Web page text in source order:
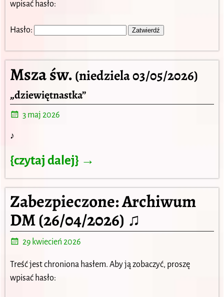
wpisać hasło:
Hasło:
Msza św.(niedziela 03/05/2026)
„dziewiętnastka”
3 maj 2026
♪
{czytaj dalej} →
Zabezpieczone: Archiwum
DM (26/04/2026) ♫
29 kwiecień 2026
Treść jest chroniona hasłem. Aby ją zobaczyć, proszę
wpisać hasło: